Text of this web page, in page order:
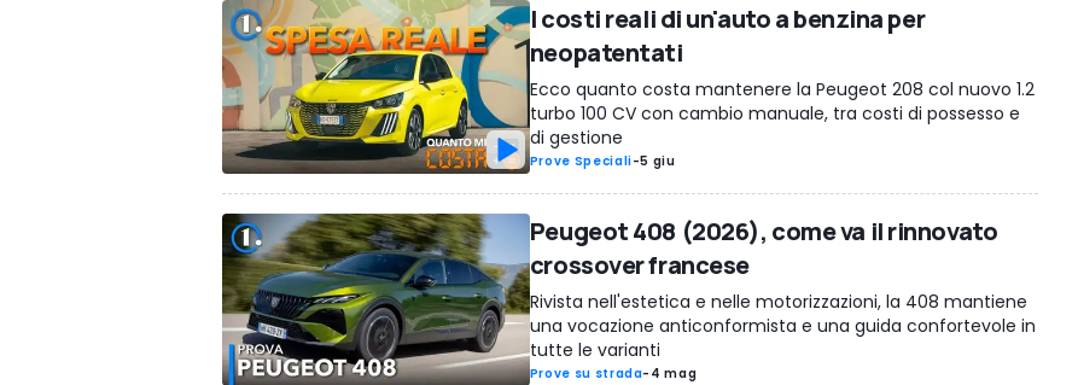
I costi reali di un'auto a benzina per
neopatentati
Ecco quanto costa mantenere la Peugeot 208 col nuovo 1.2
turbo 100 CV con cambio manuale, tra costi di possesso e
di gestione
Prove Speciali-5 giu
Peugeot 408 (2026), come va il rinnovato
crossover francese
Rivista nell'estetica e nelle motorizzazioni, la 408 mantiene
una vocazione anticonformista e una guida confortevole in
tutte le varianti
Prove su strada- 4 mag